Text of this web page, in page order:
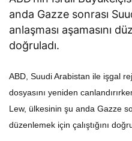
anda Gazze sonrası
anlaşması aşamasını
doğruladı.
ABD, Suudi Arabistan ile işgal
dosyasını yeniden
Lew, ülkesinin şu anda Gazze
düzenlemek için çalıştığını